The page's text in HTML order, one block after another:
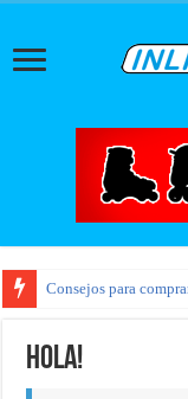
Consejos para
Hola!